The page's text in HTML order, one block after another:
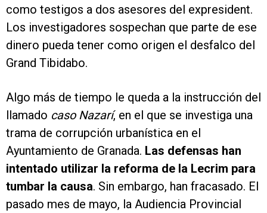
como testigos a dos asesores del expresident.
Los investigadores sospechan que parte de ese
dinero pueda tener como origen el desfalco del
Grand Tibidabo.
Algo más de tiempo le queda a la instrucción del
llamado caso Nazarí, en el que se investiga una
trama de corrupción urbanística en el
Ayuntamiento de Granada. Las defensas han
intentado utilizar la reforma de la Lecrim para
tumbar la causa. Sin embargo, han fracasado. El
pasado mes de mayo, la Audiencia Provincial